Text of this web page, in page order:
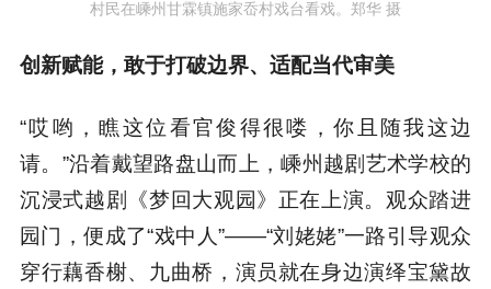
村民在嵊州甘霖镇施家岙村戏台看戏。郑华 摄
创新赋能，敢于打破边界、适配当代审美
“哎哟，瞧这位看官俊得很喽，你且随我这边
请。”沿着戴望路盘山而上，嵊州越剧艺术学校的
沉浸式越剧《梦回大观园》正在上演。观众踏进
园门，便成了“戏中人”——“刘姥姥”一路引导观众
穿行藕香榭、九曲桥，演员就在身边演绎宝黛故